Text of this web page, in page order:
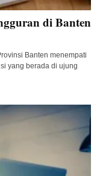
di Banten
Banten menempati
yang berada di ujung